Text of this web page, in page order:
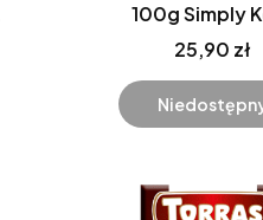
100g Simply
25,90 zł